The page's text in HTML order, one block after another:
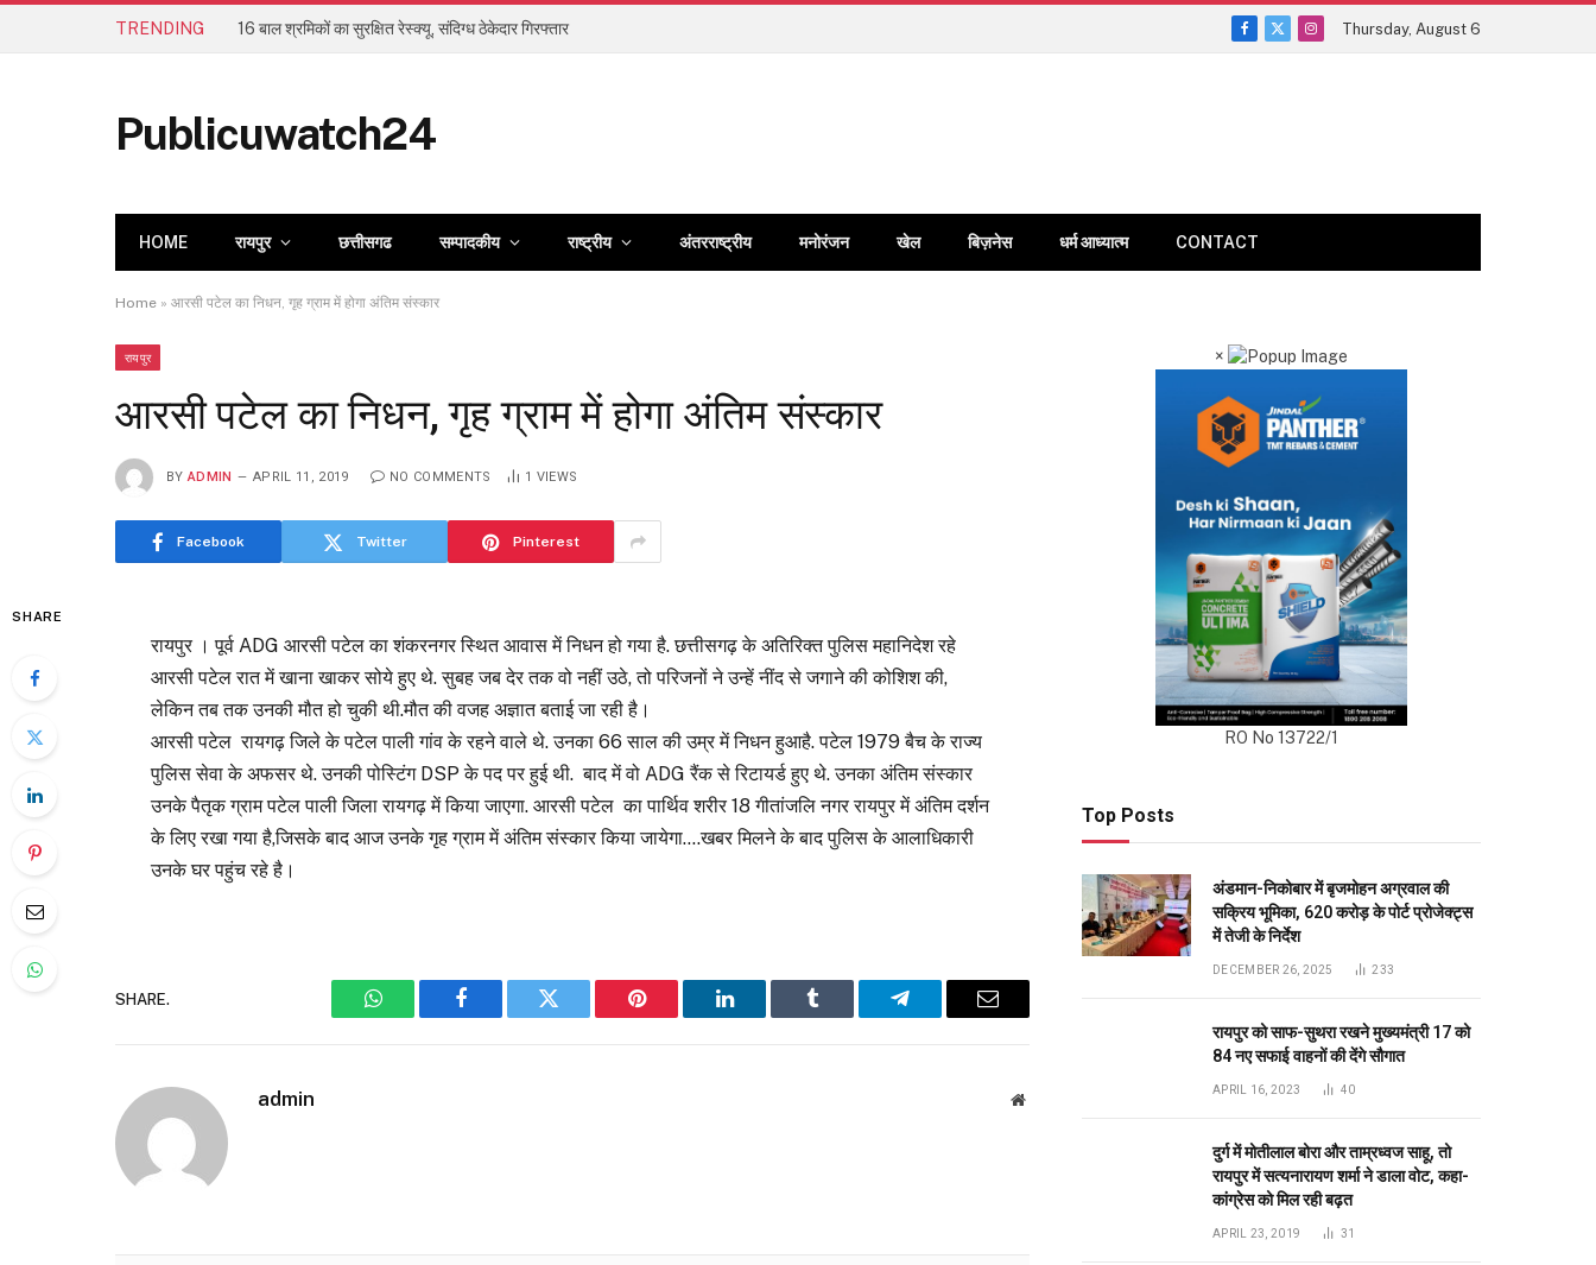
TRENDING 16 बाल श्रमिकों का सुरक्षित रेस्क्यू, संदिग्ध ठेकेदार गिरफ्तार
Facebook
X
Instagram
Thursday, August 6
Publicuwatch24
HOME रायपुर छत्तीसगढ सम्पादकीय राष्ट्रीय अंतरराष्ट्रीय मनोरंजन खेल बिज़नेस धर्म आध्यात्म CONTACT
Home » आरसी पटेल का निधन, गृह ग्राम में होगा अंतिम संस्कार
रायपुर
आरसी पटेल का निधन, गृह ग्राम में होगा अंतिम संस्कार
BY ADMIN APRIL 11, 2019 NO COMMENTS 1 VIEWS
Facebook Twitter Pinterest
SHARE
रायपुर । पूर्व ADG आरसी पटेल का शंकरनगर स्थित आवास में निधन हो गया है. छत्तीसगढ़ के अतिरिक्त पुलिस महानिदेश रहे
आरसी पटेल रात में खाना खाकर सोये हुए थे. सुबह जब देर तक वो नहीं उठे, तो परिजनों ने उन्हें नींद से जगाने की कोशिश की,
लेकिन तब तक उनकी मौत हो चुकी थी.मौत की वजह अज्ञात बताई जा रही है।
आरसी पटेल रायगढ़ जिले के पटेल पाली गांव के रहने वाले थे. उनका 66 साल की उम्र में निधन हुआहै. पटेल 1979 बैच के राज्य
पुलिस सेवा के अफसर थे. उनकी पोस्टिंग DSP के पद पर हुई थी. बाद में वो ADG रैंक से रिटायर्ड हुए थे. उनका अंतिम संस्कार
उनके पैतृक ग्राम पटेल पाली जिला रायगढ़ में किया जाएगा. आरसी पटेल का पार्थिव शरीर 18 गीतांजलि नगर रायपुर में अंतिम दर्शन
के लिए रखा गया है,जिसके बाद आज उनके गृह ग्राम में अंतिम संस्कार किया जायेगा….खबर मिलने के बाद पुलिस के आलाधिकारी
उनके घर पहुंच रहे है।
SHARE.
WhatsAppFacebook Twitter Pinterest LinkedIn Tumblr Telegram Email
admin Website
×
RO No 13722/1
Top Posts
अंडमान-निकोबार में बृजमोहन अग्रवाल की
सक्रिय भूमिका, 620 करोड़ के पोर्ट प्रोजेक्ट्स
में तेजी के निर्देश
DECEMBER 26, 2025 233
रायपुर को साफ-सुथरा रखने मुख्यमंत्री 17 को
84 नए सफाई वाहनों की देंगे सौगात
APRIL 16, 2023 40
दुर्ग में मोतीलाल बोरा और ताम्रध्वज साहू, तो
रायपुर में सत्यनारायण शर्मा ने डाला वोट, कहा-
कांग्रेस को मिल रही बढ़त
APRIL 23, 2019 31